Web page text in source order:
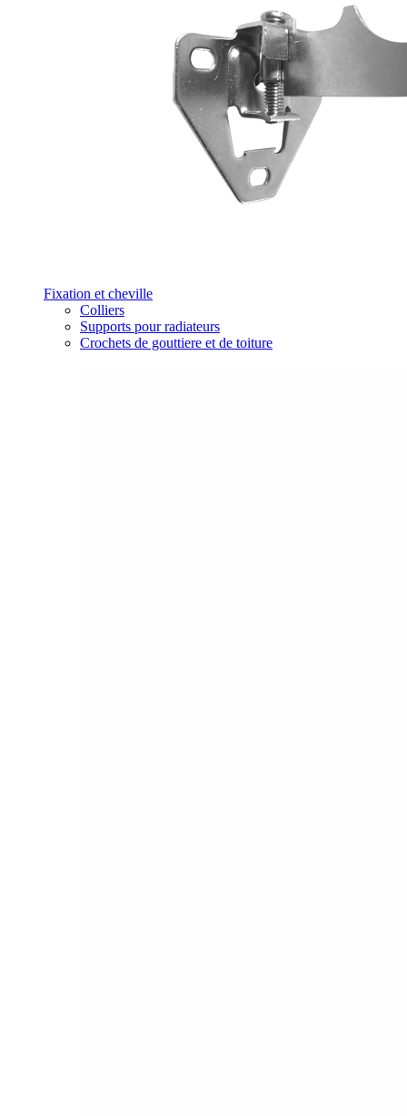
Fixation et cheville
Colliers
Supports pour radiateurs
Crochets de gouttiere et de toiture